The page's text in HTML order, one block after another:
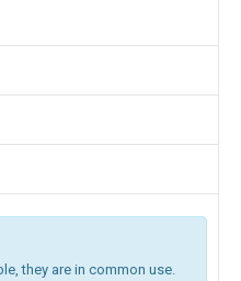
they are in common use.